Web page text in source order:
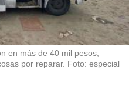
en más de 40 mil pesos,
por reparar. Foto: especial